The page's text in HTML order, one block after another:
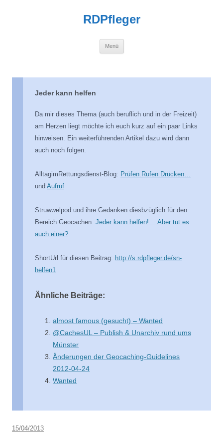
RDPfleger
Menü
Jeder kann helfen
Da mir dieses Thema (auch beruflich und in der Freizeit)
am Herzen liegt möchte ich euch kurz auf ein paar Links
hinweisen. Ein weiterführenden Artikel dazu wird dann
auch noch folgen.
AlltagimRettungsdienst-Blog: Prüfen.Rufen.Drücken…
und Aufruf
Struwwelpod und ihre Gedanken diesbzüglich für den
Bereich Geocachen: Jeder kann helfen! …Aber tut es
auch einer?
ShortUrl für diesen Beitrag: http://s.rdpfleger.de/sn-
helfen1
Ähnliche Beiträge:
almost famous (gesucht) – Wanted
@CachesUL – Publish & Unarchiv rund ums
Münster
Änderungen der Geocaching-Guidelines
2012-04-24
Wanted
15/04/2013